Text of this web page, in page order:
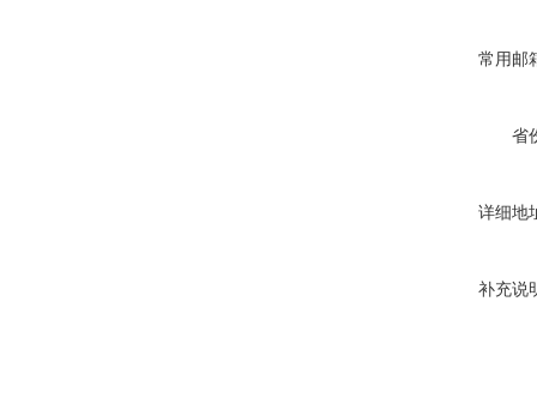
常用邮
省
详细地
补充说